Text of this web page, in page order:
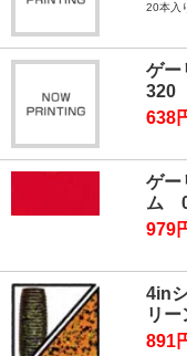
20本入
ゲー
320
638
ゲー
ム
979
4in
リ
891